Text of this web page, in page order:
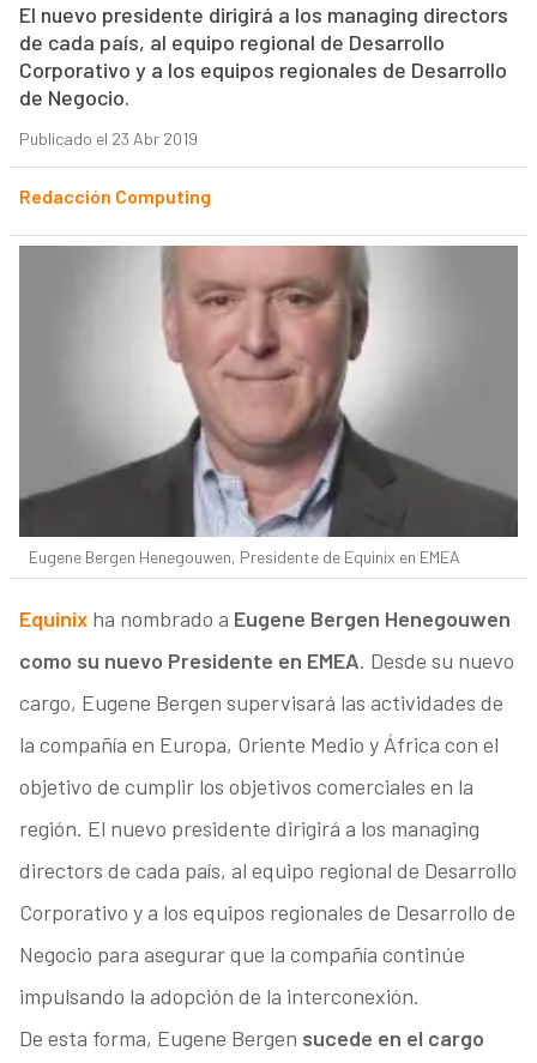
El nuevo presidente dirigirá a los managing directors
de cada país, al equipo regional de Desarrollo
Corporativo y a los equipos regionales de Desarrollo
de Negocio.
Publicado el 23 Abr 2019
Redacción Computing
Eugene Bergen Henegouwen, Presidente de Equinix en EMEA
Equinixha nombrado a Eugene Bergen Henegouwen
como su nuevo Presidente en EMEA. Desde su nuevo
cargo, Eugene Bergen supervisará las actividades de
la compañía en Europa, Oriente Medio y África con el
objetivo de cumplir los objetivos comerciales en la
región. El nuevo presidente dirigirá a los managing
directors de cada país, al equipo regional de Desarrollo
Corporativo y a los equipos regionales de Desarrollo de
Negocio para asegurar que la compañía continúe
impulsando la adopción de la interconexión.
De esta forma, Eugene Bergen sucede en el cargo